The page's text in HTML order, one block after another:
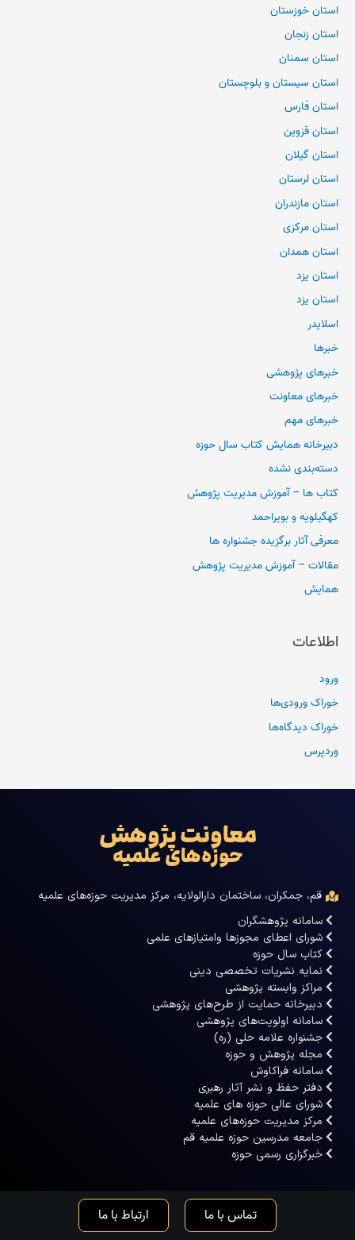
استان خوزستان
استان زنجان
استان سمنان
استان سیستان و بلوچستان
استان فارس
استان قزوین
استان گیلان
استان لرستان
استان مازندران
استان مرکزی
استان همدان
استان یزد
استان یزد
اسلایدر
خبرها
خبرهای پژوهشی
خبرهای معاونت
خبرهای مهم
دبیرخانه همایش کتاب سال حوزه
دسته‌بندی نشده
کتاب ها – آموزش مدیریت پژوهش
کهگیلویه و بویراحمد
معرفی آثار برگزیده جشنواره ها
مقالات – آموزش مدیریت پژوهش
همایش
اطلاعات
ورود
خوراک ورودی‌ها
خوراک دیدگاه‌ها
وردپرس
معاونت پژوهش
حوزه‌های علمیه
قم، جمکران، ساختمان دارالولایه، مرکز مدیریت حوزه‌های علمیه
سامانه پژوهشگران
شورای اعطای مجوزها وامتیازهای علمی
کتاب سال حوزه
نمایه نشریات تخصصی دینی
مراکز وابسته پژوهشی
دبیرخانه حمایت از طرح‌های پژوهشی
سامانه اولویت‌های پژوهشی
جشنواره علامه حلی (ره)
مجله پژوهش و حوزه
سامانه فراکاوش
دفتر حفظ و نشر آثار رهبری
شورای عالی حوزه های علمیه
مرکز مدیریت حوزه‌های علمیه
جامعه مدرسین حوزه علمیه قم
خبرگزاری رسمی حوزه
تماس با ما ارتباط با ما